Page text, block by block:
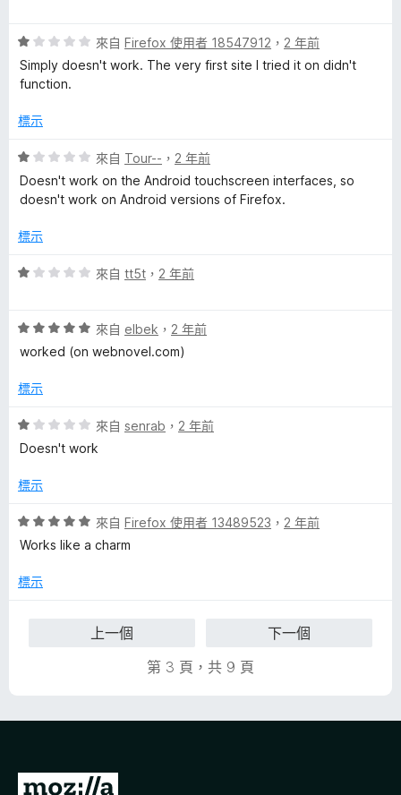
分
，
滿
5
評
價
1
，
分
5
分
來自 Firefox 使用者 18547912 ， 2 年前
Simply doesn't work. The very first site I tried it on didn't
function.
標示
評
價
1
，
分
來自 Tour-- ， 2 年前
Doesn't work on the Android touchscreen interfaces, so
doesn't work on Android versions of Firefox.
標示
評
分
，
分
分
來自 tt5t ， 2 年前
評
價
分
滿
分
分
來自 elbek ， 2 年前
worked (on webnovel.com)
標示
評
價
分
滿
分
分
來自 senrab ， 2 年前
Doesn't work
標示
評
價
分
來自 Firefox 使用者 13489523 ， 2 年前
Works like a charm
標示
上一個
下一個
第 3 頁，共 9 頁
前